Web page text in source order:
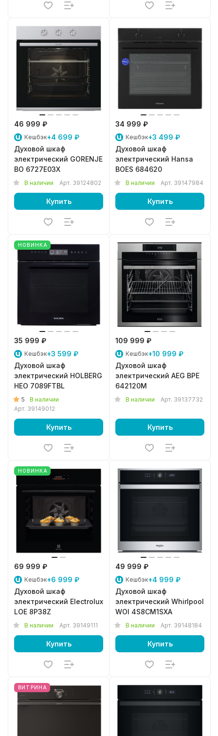
46 999 ₽
Кешбэк+4 699 ₽
Духовой шкаф
электрический GORENJE
BO 6727E03X
В наличии Арт. 39124802
Купить
34 999 ₽
Кешбэк+3 499 ₽
Духовой шкаф
электрический Hansa
BOES 684620
В наличии Арт. 39147984
Купить
НОВИНКА
35 999 ₽
Кешбэк+3 599 ₽
Духовой шкаф
электрический HOLBERG
HEO 7089FTBL
5
В наличии
Арт. 39149012
Купить
109 999 ₽
Кешбэк+10 999 ₽
Духовой шкаф
электрический AEG BPE
642120M
В наличии Арт. 39137732
Купить
НОВИНКА
69 999 ₽
Кешбэк+6 999 ₽
Духовой шкаф
электрический Electrolux
LOE 8P38Z
В наличии Арт. 39149111
Купить
49 999 ₽
Кешбэк+4 999 ₽
Духовой шкаф
электрический Whirlpool
WOI 4S8CM1SXA
В наличии Арт. 39148184
Купить
ВИТРИНА